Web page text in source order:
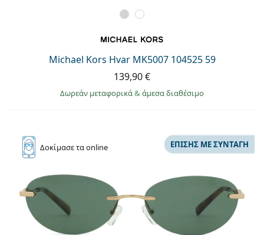
Michael Kors Hvar MK5007 104525 59
139,90 €
Δωρεάν μεταφορικά& άμεσα διαθέσιμο
Δοκίμασετα online ΕΠΊΣΗΣ ΜΕ ΣΥΝΤΑΓΉ